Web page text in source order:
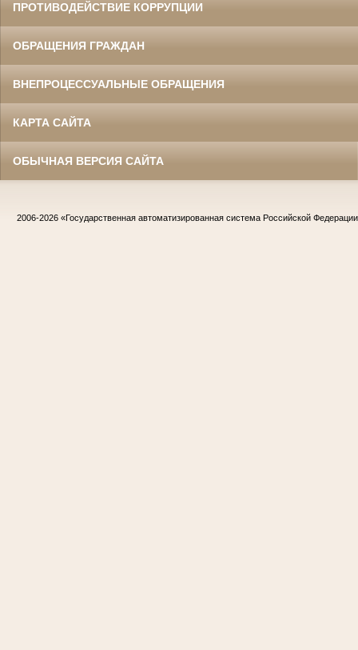
ПРОТИВОДЕЙСТВИЕ КОРРУПЦИИ
ОБРАЩЕНИЯ ГРАЖДАН
ВНЕПРОЦЕССУАЛЬНЫЕ ОБРАЩЕНИЯ
КАРТА САЙТА
ОБЫЧНАЯ ВЕРСИЯ САЙТА
2006-2026 «Государственная автоматизированная система Российской